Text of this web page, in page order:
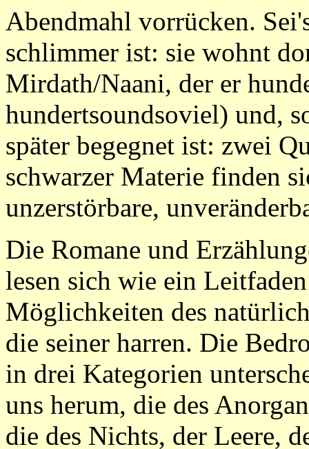
Abendmahl vorrücken.
schlimmer ist: sie wohnt
Mirdath/Naani, der er
hundertsoundsoviel) und,
später begegnet ist: zwei
schwarzer Materie finden
unzerstörbare,
Die Romane und
lesen sich wie ein
Möglichkeiten des
die seiner harren. Die
in drei Kategorien
uns herum, die des
die des Nichts, der Leere,